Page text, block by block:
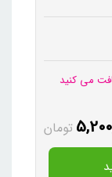
تومان